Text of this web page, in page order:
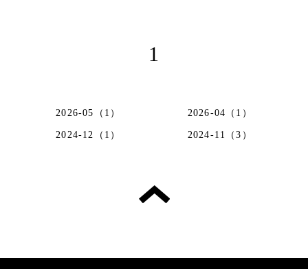
1
2026-05（1） 2026-04（1）
2024-12（1） 2024-11（3）